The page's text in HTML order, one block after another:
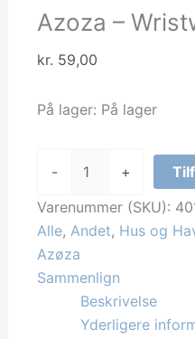
Azoza –
kr. 59,00
På lager: På lager
-
Wristwatch
Kids
antal
+
Varenummer (SKU):
Alle, Andet, Hus og
Azøza
Sammenlign
Beskrivelse
Yderligere